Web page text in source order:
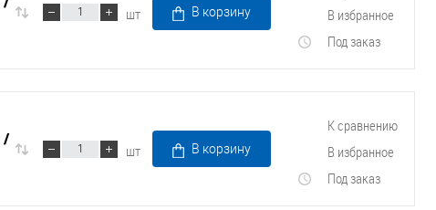
шт В корзину
В избранное
Под заказ
/
шт В корзину
К сравнению
В избранное
Под заказ